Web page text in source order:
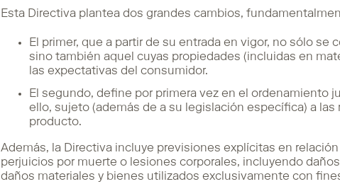
Esta Directiva plantea dos grandes cambios,
El primer, que a partir de su entrada en vigor, no sólo se
sino también aquel cuyas propiedades (incluidas en
las expectativas del consumidor.
El segundo, define por primera vez en el ordenamiento
ello, sujeto (además de a su legislación específica) a
producto.
Además, la Directiva incluye previsiones explícitas en
perjuicios por muerte o lesiones corporales, incluyendo
daños materiales y bienes utilizados exclusivamente con